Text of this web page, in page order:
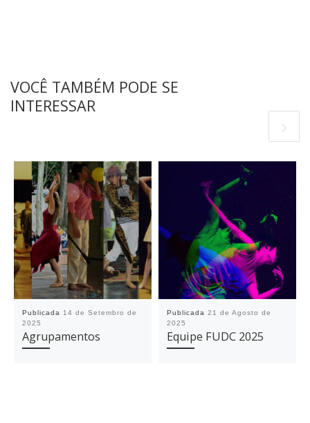
VOCÊ TAMBÉM PODE SE
INTERESSAR
Publicada
14 de Setembro de
2025
Agrupamentos
Publicada 21 de Agosto de
2025
Equipe FUDC 2025